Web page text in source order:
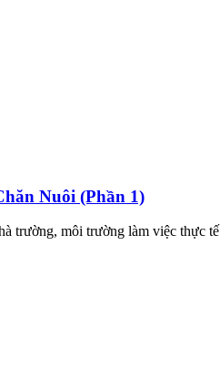
Nuôi (Phần 1)
trường, môi trường làm việc thực